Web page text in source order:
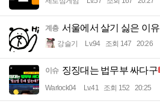
계층 서울에서 살기 싫은 이유
강슬기 Lv.94 조회 147 20:26
이슈 징징대는 법무부 싸다구
Warlock04 Lv.41 조회 152 20:25